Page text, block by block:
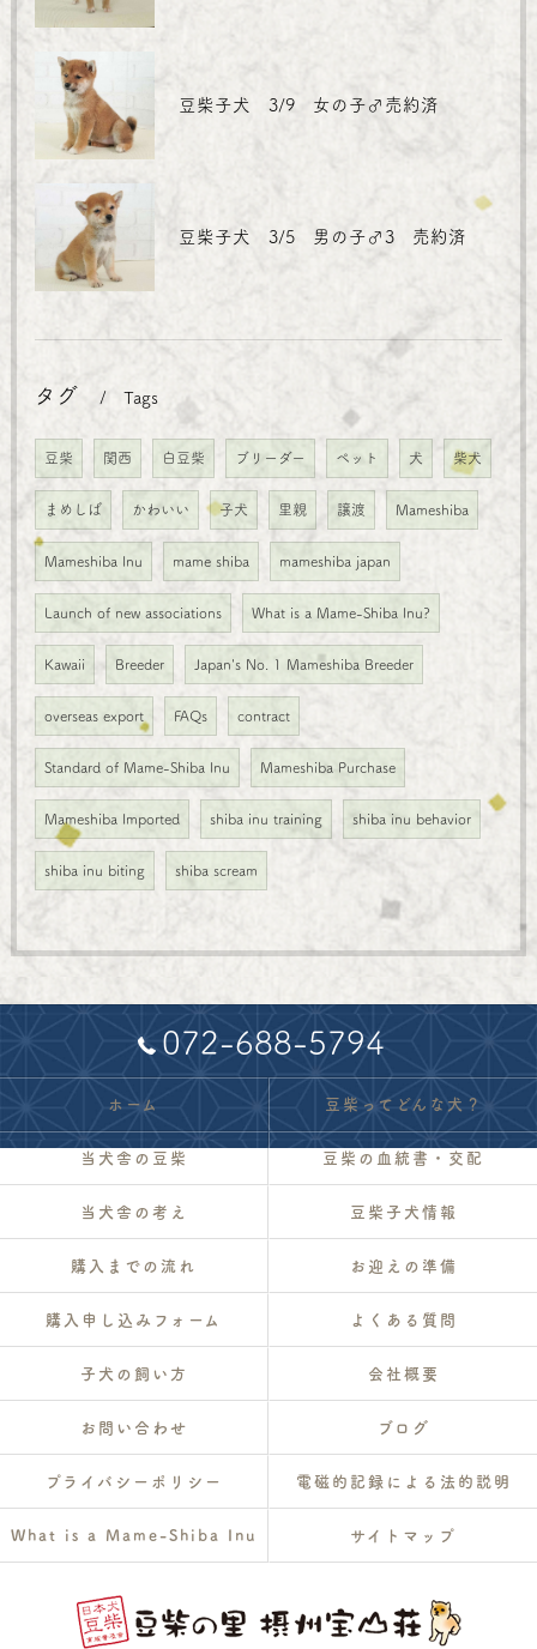
豆柴子犬 3/9 女の子♂売約済
豆柴子犬 3/5 男の子♂3 売約済
タグ Tags
豆柴 関西 白豆柴 ブリーダー ペット 犬 柴犬
まめしば かわいい 子犬 里親 譲渡 Mameshiba
Mameshiba Inu mame shiba mameshiba japan
Launch of new associations What is a Mame-Shiba Inu?
Kawaii Breeder Japan's No. 1 Mameshiba Breeder
overseas export FAQs contract
Standard of Mame-Shiba Inu Mameshiba Purchase
Mameshiba Imported shiba inu training shiba inu behavior
shiba inu biting shiba scream
072-688-5794
ホーム 豆柴ってどんな犬？
当犬舎の豆柴 豆柴の血統書・交配
当犬舎の考え 豆柴子犬情報
購入までの流れ お迎えの準備
購入申し込みフォーム よくある質問
子犬の飼い方 会社概要
お問い合わせ ブログ
プライバシーポリシー 電磁的記録による法的説明
What is a Mame-Shiba Inu サイトマップ